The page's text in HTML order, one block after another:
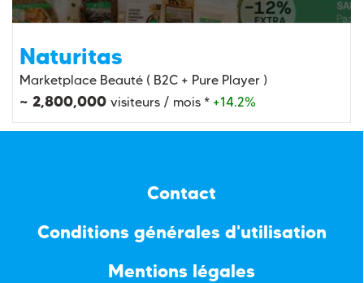
Naturitas
Marketplace Beauté ( B2C + Pure Player )
~ 2,800,000 visiteurs / mois * +14.2%
Contact
Conditions générales d'utilisation
Mentions légales